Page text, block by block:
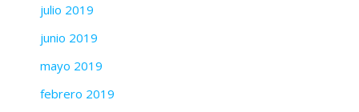
julio 2019
junio 2019
mayo 2019
febrero 2019